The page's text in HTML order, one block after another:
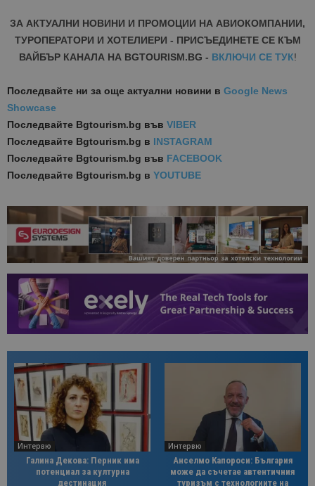
ЗА АКТУАЛНИ НОВИНИ И ПРОМОЦИИ НА АВИОКОМПАНИИ,
ТУРОПЕРАТОРИ И ХОТЕЛИЕРИ - ПРИСЪЕДИНЕТЕ СЕ КЪМ
ВАЙБЪР КАНАЛА НА BGTOURISM.BG - ВКЛЮЧИ СЕ ТУК!
Последвайте ни за още актуални новини в Google News
Showcase
Последвайте Bgtourism.bg във VIBER
Последвайте Bgtourism.bg в INSTAGRAM
Последвайте Bgtourism.bg във FACEBOOK
Последвайте Bgtourism.bg в YOUTUBE
Интервю
Галина Декова: Перник има
потенциал за културна
дестинация
Интервю
Анселмо Капороси: България
може да съчетае автентичния
туризъм с технологиите на